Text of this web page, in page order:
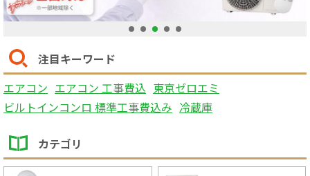
1 2 3 4 5
注目キーワード
エアコン エアコン 工事費込 東京ゼロエミ
ビルトインコンロ 標準工事費込み 冷蔵庫
カテゴリ